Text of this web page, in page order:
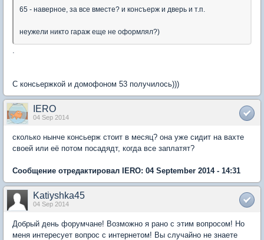
65 - наверное, за все вместе? и консъерж и дверь и т.п.
неужели никто гараж еще не оформлял?)
С консьержкой и домофоном 53 получилось)))
IERO
04 Sep 2014
сколько нынче консьерж стоит в месяц? она уже сидит на вахте
своей или её потом посадядт, когда все заплатят?
Сообщение отредактировал IERO: 04 September 2014 - 14:31
Katiyshka45
04 Sep 2014
Добрый день форумчане! Возможно я рано с этим вопросом! Но
меня интересует вопрос с интернетом! Вы случайно не знаете